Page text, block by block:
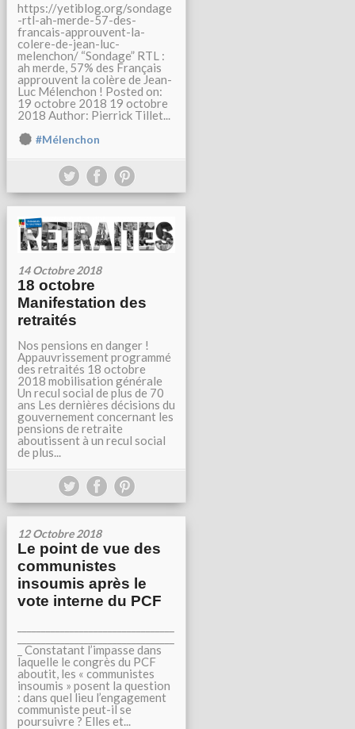
https://yetiblog.org/sondage
-rtl-ah-merde-57-des-
francais-approuvent-la-
colere-de-jean-luc-
melenchon/ “Sondage” RTL :
ah merde, 57% des Français
approuvent la colère de Jean-
Luc Mélenchon ! Posted on:
19 octobre 2018 19 octobre
2018 Author: Pierrick Tillet...
#Mélenchon
14 Octobre 2018
18 octobre
Manifestation des
retraités
Nos pensions en danger !
Appauvrissement programmé
des retraités 18 octobre
2018 mobilisation générale
Un recul social de plus de 70
ans Les dernières décisions du
gouvernement concernant les
pensions de retraite
aboutissent à un recul social
de plus...
12 Octobre 2018
Le point de vue des
communistes
insoumis après le
vote interne du PCF
_ Constatant l’impasse dans
laquelle le congrès du PCF
aboutit, les « communistes
insoumis » posent la question
: dans quel lieu l’engagement
communiste peut-il se
poursuivre ? Elles et...